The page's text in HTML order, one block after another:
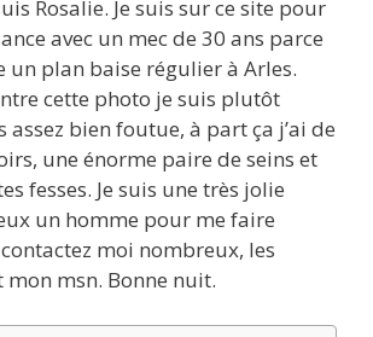
Rosalie. Je suis sur ce site pour
avec un mec de 30 ans parce
un plan baise régulier à Arles.
cette photo je suis plutôt
assez bien foutue, à part ça j’ai de
une énorme paire de seins et
fesses. Je suis une très jolie
un homme pour me faire
moi nombreux, les
msn. Bonne nuit.